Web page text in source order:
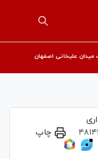
میدان علیخانی اصفهان
چاپ